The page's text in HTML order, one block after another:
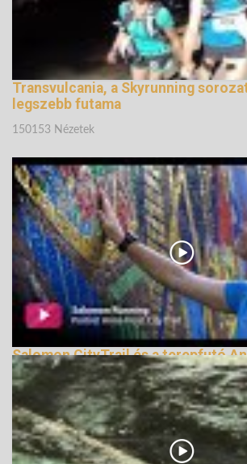
Transvulcania, a Skyrunning
legszebb futama
150153 Nézetek
Salomon CityTrail és a terepfutó
164866 Nézetek